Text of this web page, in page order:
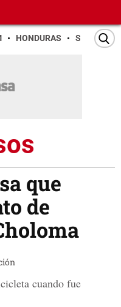
HONDURAS SAN PEDRO
que
de
cuando fue